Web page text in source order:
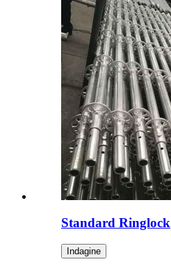
Standard Ringlock
Indagine